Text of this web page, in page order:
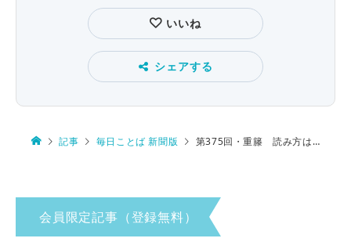
いいね
シェアする
記事 毎日ことば 新聞版 第375回・重籐 読み方は…
会員限定記事（登録無料）